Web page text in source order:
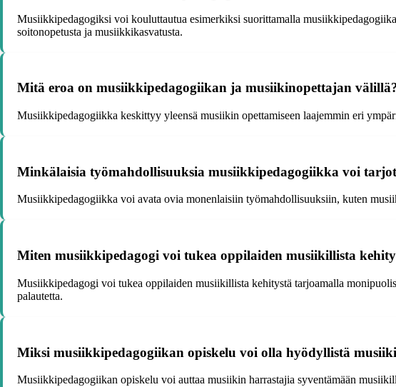
Musiikkipedagogiksi voi kouluttautua esimerkiksi suorittamalla
soitonopetusta ja musiikkikasvatusta.
Mitä eroa on musiikkipedagogiikan ja musiikinopettajan
Musiikkipedagogiikka keskittyy yleensä musiikin opettamiseen laajemmin eri
Minkälaisia työmahdollisuuksia musiikkipedagogiikka voi
Musiikkipedagogiikka voi avata ovia monenlaisiin työmahdollisuuksiin, kuten
Miten musiikkipedagogi voi tukea oppilaiden musiikillista
Musiikkipedagogi voi tukea oppilaiden musiikillista kehitystä tarjoamalla
palautetta.
Miksi musiikkipedagogiikan opiskelu voi olla hyödyllistä
Musiikkipedagogiikan opiskelu voi auttaa musiikin harrastajia syventämään